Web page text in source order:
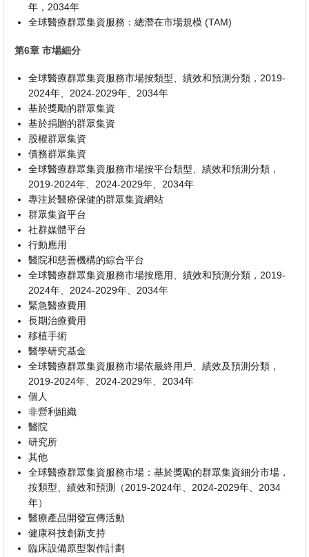
年，2034年
全球醫療群眾集資服務：總潛在市場規模 (TAM)
第6章 市場細分
全球醫療群眾集資服務市場按類型、績效和預測分類，2019-
2024年、2024-2029年、2034年
基於獎勵的群眾集資
基於捐贈的群眾集資
股權群眾集資
債務群眾集資
全球醫療群眾集資服務市場按平台類型、績效和預測分類，
2019-2024年、2024-2029年、2034年
專注於醫療保健的群眾集資網站
群眾集資平台
社群媒體平台
行動應用
醫院和慈善機構的綜合平台
全球醫療群眾集資服務市場按應用、績效和預測分類，2019-
2024年、2024-2029年、2034年
緊急醫療費用
長期治療費用
移植手術
醫學研究基金
全球醫療群眾集資服務市場依最終用戶、績效及預測分類，
2019-2024年、2024-2029年、2034年
個人
非營利組織
醫院
研究所
其他
全球醫療群眾集資服務市場：基於獎勵的群眾集資細分市場，
按類型、績效和預測（2019-2024年、2024-2029年、2034
年）
醫療產品開發宣傳活動
健康科技創新支持
臨床設備原型製作計劃